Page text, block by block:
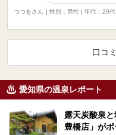
つつをさん
| 性別：男性 | 年代：20代
口コ
愛知県の温泉レポート
露天炭酸泉
豊橋店」が